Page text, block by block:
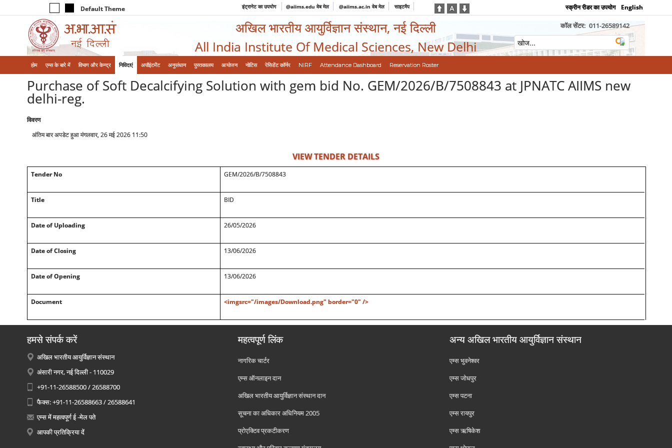
Default Theme इंट्रानेट का उपयोग @aiims.edu वेब मेल @aiims.ac.in वेब मेल साइटमैप स्क्रीन रीडर का उपयोग English
अखिल भारतीय आयुर्विज्ञान संस्थान, नई दिल्ली
All India Institute Of Medical Sciences, New Delhi
कॉल सेंटर: 011-26589142
होम एम्‍स के बारे में विभाग और केन्‍द्र निविदाएं अपॉइंटमेंट अनुसंधान पुस्तकालय आयोजन नोटिस रेसिडेंट कॉर्नर NIRF Attendance Dashboard Reservation Roster
Purchase of Soft Decalcifying Solution with gem bid No. GEM/2026/B/7508843 at JPNATC AIIMS new
delhi-reg.
विवरण
अंतिम बार अपडेट हुआ मंगलवार, 26 मई 2026 11:50
VIEW TENDER DETAILS
Tender No GEM/2026/B/7508843
Title BID
Date of Uploading 26/05/2026
Date of Closing 13/06/2026
Date of Opening 13/06/2026
Document <imgsrc="/images/Download.png" border="0" />
हमसे संपर्क करें
अखिल भारतीय आयुर्विज्ञान संस्थान
अंसारी नगर, नई दिल्ली - 110029
+91-11-26588500 / 26588700
फैक्स: +91-11-26588663 / 26588641
एम्स में महत्वपूर्ण ई -मेल पते
आपकी प्रतिक्रिया दें
महत्वपूर्ण लिंक
नागरिक चार्टर
एम्स ऑनलाइन दान
अखिल भारतीय आयुर्विज्ञान संस्थान दान
सूचना का अधिकार अधिनियम 2005
प्रोएक्टिव प्रकटीकरण
अन्य अखिल भारतीय आयुर्विज्ञान संस्थान
एम्‍स भुवनेश्वर
एम्‍स जोधपुर
एम्‍स पटना
एम्‍स रायपुर
एम्‍स ऋषिकेश